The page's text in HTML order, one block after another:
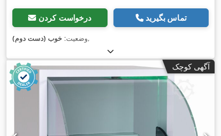
درخواست کردن تماس بگیرید
وضعیت: خوب (دست دوم) ,
آگهی کوچک